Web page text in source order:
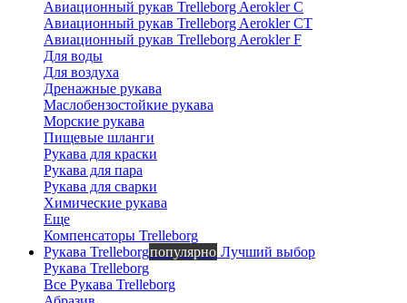
Авиационный рукав Trelleborg Aerokler C
Авиационный рукав Trelleborg Aerokler CT
Авиационный рукав Trelleborg Aerokler F
Для воды
Для воздуха
Дренажные рукава
Маслобензостойкие рукава
Морские рукава
Пищевые шланги
Рукава для краски
Рукава для пара
Рукава для сварки
Химические рукава
Еще
Компенсаторы Trelleborg
Рукава Trelleborgпопулярно Лучший выбор
Рукава Trelleborg
Все Рукава Trelleborg
Вероника
онлайн